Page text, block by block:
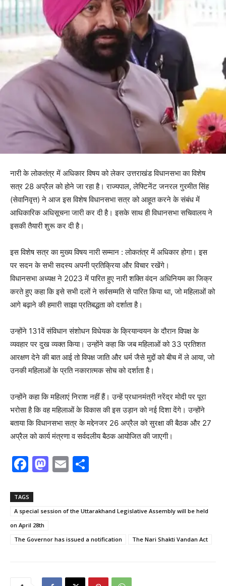
नारी के लोकतंत्र में अधिकार विषय को लेकर उत्तराखंड विधानसभा का विशेष
सत्र 28 अप्रैल को होने जा रहा है। राज्यपाल, लेफ्टिनेंट जनरल गुरमीत सिंह
(सेवानिवृत्त) ने आज इस विशेष विधानसभा सत्र को आहूत करने के संबंध में
आधिकारिक अधिसूचना जारी कर दी है। इसके साथ ही विधानसभा सचिवालय ने
इसकी तैयारी शुरू कर दी है।
इस विशेष सत्र का मुख्य विषय नारी सम्मान : लोकतंत्र में अधिकार होगा। इस
पर सदन के सभी सदस्य अपनी प्रतिक्रिया और विचार रखेंगे।
विधानसभा अध्यक्ष ने 2023 में पारित हुए नारी शक्ति वंदन अधिनियम का जिक्र
करते हुए कहा कि इसे सभी दलों ने सर्वसम्मति से पारित किया था, जो महिलाओं को
आगे बढ़ाने की हमारी साझा प्रतिबद्धता को दर्शाता है।
उन्होंने 131वें संविधान संशोधन विधेयक के क्रियान्वयन के दौरान विपक्ष के
व्यवहार पर दुख व्यक्त किया। उन्होंने कहा कि जब महिलाओं को 33 प्रतिशत
आरक्षण देने की बात आई तो विपक्ष जाति और धर्म जैसे मुद्दों को बीच में ले आया, जो
उनकी महिलाओं के प्रति नकारात्मक सोच को दर्शाता है।
उन्होंने कहा कि महिलाएं निराश नहीं हैं। उन्हें प्रधानमंत्री नरेंद्र मोदी पर पूरा
भरोसा है कि वह महिलाओं के विकास की इस उड़ान को नई दिशा देंगे। उन्होंने
बताया कि विधानसभा सत्र के मद्देनजर 26 अप्रैल को सुरक्षा की बैठक और 27
अप्रैल को कार्य मंत्रणा व सर्वदलीय बैठक आयोजित की जाएगी।
F
c
e
b
o
M
o
o
E
l
e
TAGS
A special session of the Uttarakhand Legislative Assembly will be held
on April 28th
The Governor has issued a notification
The Nari Shakti Vandan Act